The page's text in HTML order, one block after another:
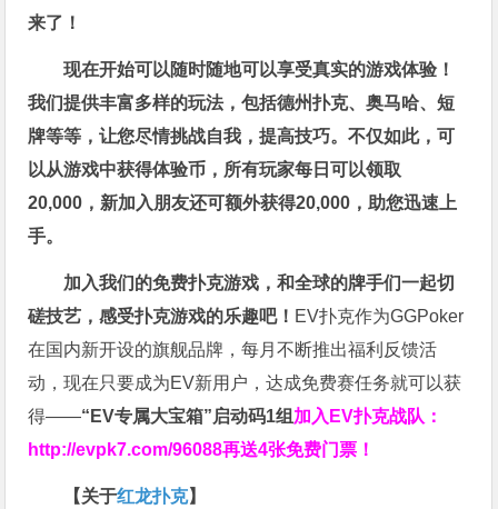
来了！
现在开始可以随时随地可以享受真实的游戏体验！
我们提供丰富多样的玩法，包括德州扑克、奥马哈、短
牌等等，让您尽情挑战自我，提高技巧。不仅如此，可
以从游戏中获得体验币，所有玩家每日可以领取
20,000，新加入朋友还可额外获得20,000，助您迅速上
手。
加入我们的免费扑克游戏，和全球的牌手们一起切
磋技艺，感受扑克游戏的乐趣吧！ EV扑克作为GGPoker
在国内新开设的旗舰品牌，每月不断推出福利反馈活
动，现在只要成为EV新用户，达成免费赛任务就可以获
得——“EV专属大宝箱”启动码1组 加入EV扑克战队：
http://evpk7.com/96088再送4张免费门票！
【关于红龙扑克】